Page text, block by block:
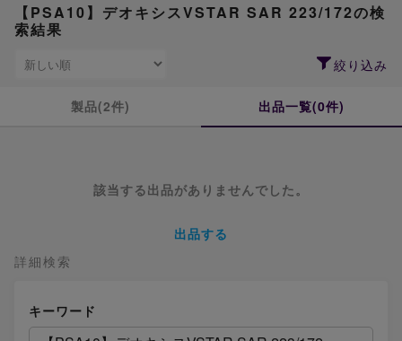
詳細検索
キーワード
【PSA10】デオキシスVSTAR SAR 223/172の検
索結果
絞り込み
製品(2件) 出品一覧(0件)
該当する出品がありませんでした。
出品する